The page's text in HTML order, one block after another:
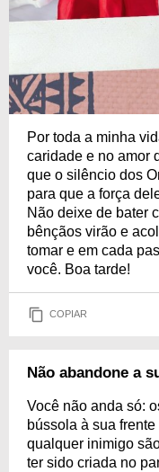
Por toda a minha
caridade e no amor
que o silêncio dos
para que a força
Não deixe de bater
bênçãos virão e
tomar e em cada
você. Boa tarde!
COPIAR
Não abandone a
Você não anda só:
bússola à sua
qualquer inimigo
ter sido criada no